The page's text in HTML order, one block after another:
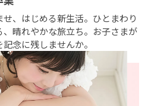
、はじめる新生活。ひとまわり
晴れやかな旅立ち。お子さまが
念に残しませんか。